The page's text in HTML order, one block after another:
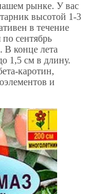
рынке. У вас
высотой 1-3
в течение
сентябрь
конце лета
1,5 см в длину.
каротин,
и